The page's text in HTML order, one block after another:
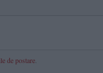
de postare